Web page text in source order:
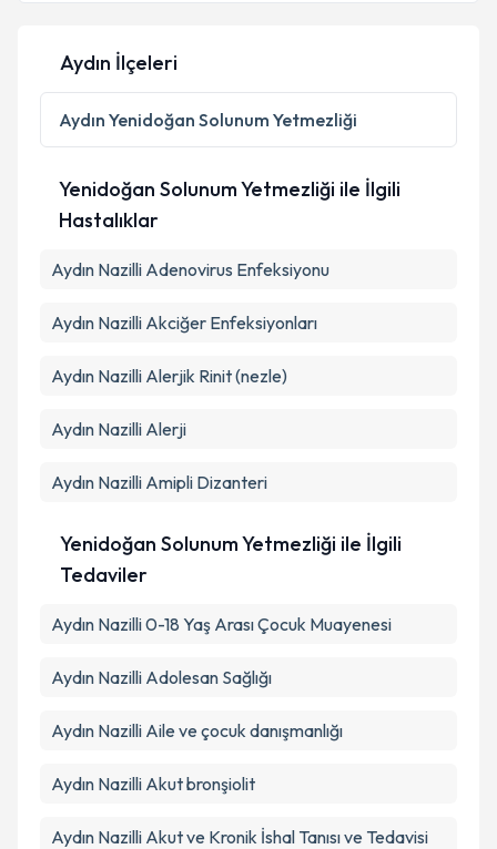
Kişisel verilerimin işlenmesine ilişkinAydınlatma
Metni 'ni okudum ve kişisel verilerimin belirtilen
kapsamda işlenmesini kabul ediyorum.
Takvim Talebini Gönder
Aydın İlçeleri
Aydın Yenidoğan Solunum Yetmezliği
Yenidoğan Solunum Yetmezliği ile İlgili
Hastalıklar
Aydın Nazilli Adenovirus Enfeksiyonu
Aydın Nazilli Akciğer Enfeksiyonları
Aydın Nazilli Alerjik Rinit (nezle)
Aydın Nazilli Alerji
Aydın Nazilli Amipli Dizanteri
Yenidoğan Solunum Yetmezliği ile İlgili
Tedaviler
Aydın Nazilli 0-18 Yaş Arası Çocuk Muayenesi
Aydın Nazilli Adolesan Sağlığı
Aydın Nazilli Aile ve çocuk danışmanlığı
Aydın Nazilli Akut bronşiolit
Aydın Nazilli Akut ve Kronik İshal Tanısı ve Tedavisi